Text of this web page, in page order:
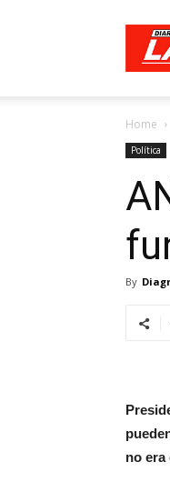
Diario
Región
Home
Política
By
no era